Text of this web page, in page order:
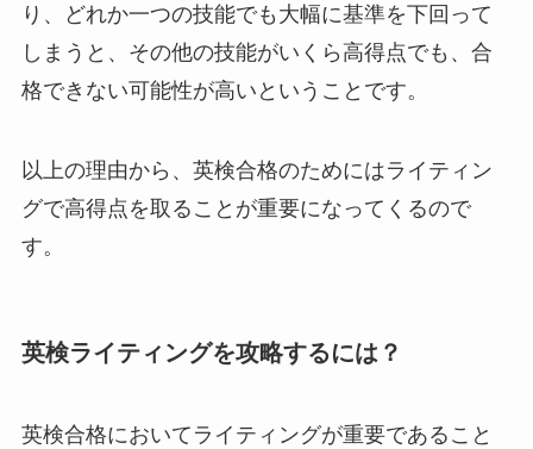
り、どれか一つの技能でも大幅に基準を下回って
しまうと、その他の技能がいくら高得点でも、合
格できない可能性が高いということです。
以上の理由から、英検合格のためにはライティン
グで高得点を取ることが重要になってくるので
す。
英検ライティングを攻略するには？
英検合格においてライティングが重要であること